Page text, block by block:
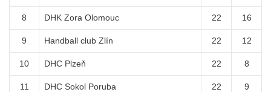
8 DHK Zora Olomouc 22 16
9 Handball club Zlín 22 12
10 DHC Plzeň 22 8
11 DHC Sokol Poruba 22 9